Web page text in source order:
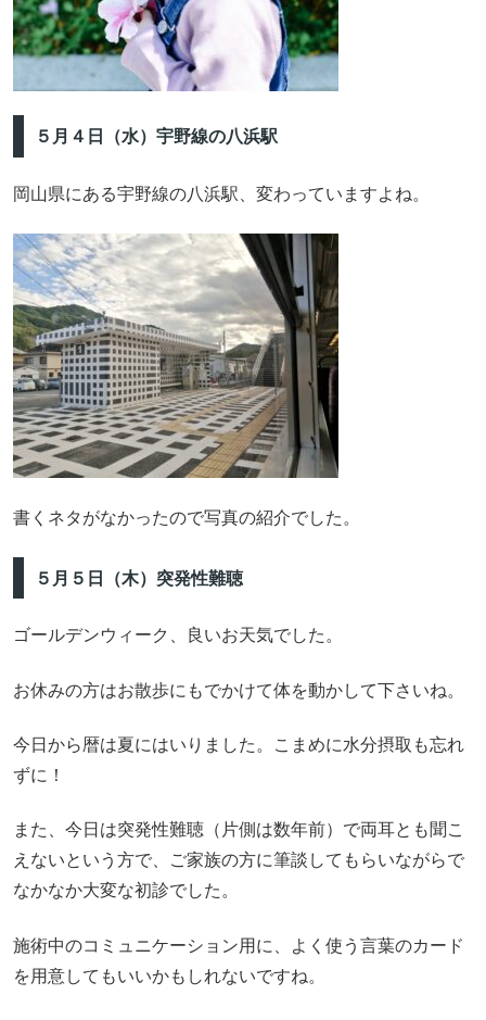
５月４日（水）宇野線の八浜駅
岡山県にある宇野線の八浜駅、変わっていますよね。
書くネタがなかったので写真の紹介でした。
５月５日（木）突発性難聴
ゴールデンウィーク、良いお天気でした。
お休みの方はお散歩にもでかけて体を動かして下さいね。
今日から暦は夏にはいりました。こまめに水分摂取も忘れ
ずに！
また、今日は突発性難聴（片側は数年前）で両耳とも聞こ
えないという方で、ご家族の方に筆談してもらいながらで
なかなか大変な初診でした。
施術中のコミュニケーション用に、よく使う言葉のカード
を用意してもいいかもしれないですね。